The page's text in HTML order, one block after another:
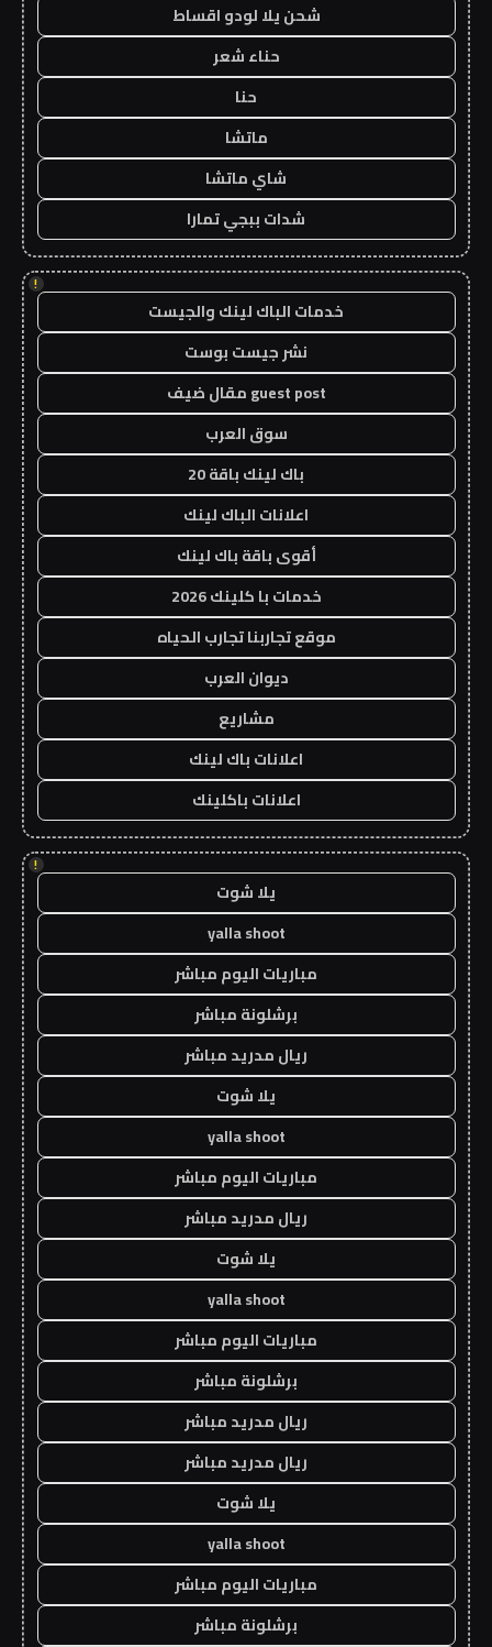
شحن يلا لودو اقساط
حناء شعر
حنا
ماتشا
شاي ماتشا
شدات ببجي تمارا
!
خدمات الباك لينك والجيست
نشر جيست بوست
guest post مقال ضيف
سوق العرب
باك لينك باقة 20
اعلانات الباك لينك
أقوى باقة باك لينك
خدمات با كلينك 2026
موقع تجاربنا تجارب الحياه
ديوان العرب
مشاريع
اعلانات باك لينك
اعلانات باكلينك
!
يلا شوت
yalla shoot
مباريات اليوم مباشر
برشلونة مباشر
ريال مدريد مباشر
يلا شوت
yalla shoot
مباريات اليوم مباشر
ريال مدريد مباشر
يلا شوت
yalla shoot
مباريات اليوم مباشر
برشلونة مباشر
ريال مدريد مباشر
ريال مدريد مباشر
يلا شوت
yalla shoot
مباريات اليوم مباشر
برشلونة مباشر